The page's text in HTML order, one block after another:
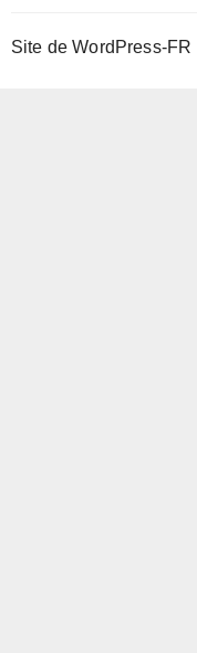
Site de WordPress-FR